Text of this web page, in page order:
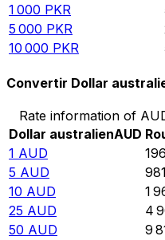
1 000 PKR
5 000 PKR
10 000 PKR
Convertir Dollar
Rate information of
Dollar australienAUD
1 AUD
5 AUD
10 AUD 1
25 AUD 4
50 AUD 9